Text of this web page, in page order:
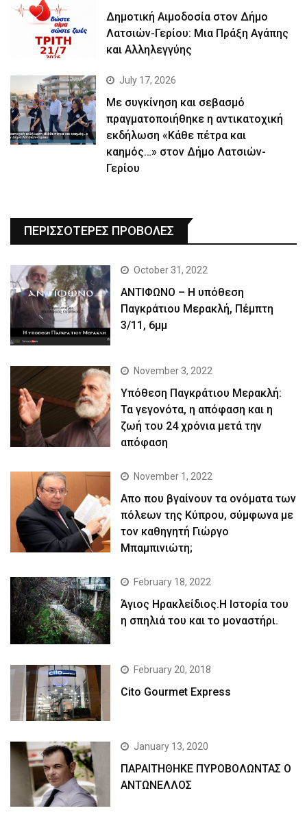
Δημοτική Αιμοδοσία στον Δήμο
Λατσιών-Γερίου: Μια Πράξη Αγάπης
και Αλληλεγγύης
July 17, 2026
Με συγκίνηση και σεβασμό
πραγματοποιήθηκε η αντικατοχική
εκδήλωση «Κάθε πέτρα και
καημός…» στον Δήμο Λατσιών-
Γερίου
ΠΕΡΙΣΣΟΤΕΡΕΣ ΠΡΟΒΟΛΕΣ
October 31, 2022
ΑΝΤΙΦΩΝΟ – Η υπόθεση
Παγκράτιου Μερακλή, Πέμπτη
3/11, 6μμ
November 3, 2022
Yπόθεση Παγκράτιου Μερακλή:
Τα γεγονότα, η απόφαση και η
ζωή του 24 χρόνια μετά την
απόφαση
November 1, 2022
Απο που βγαίνουν τα ονόματα των
πόλεων της Κύπρου, σύμφωνα με
τον καθηγητή Γιώργο
Μπαμπινιώτη;
February 18, 2022
Άγιος Ηρακλείδιος.Η Ιστορία του
η σπηλιά του και το μοναστήρι.
February 20, 2018
Cito Gourmet Express
January 13, 2020
ΠΑΡΑΙΤΗΘΗΚΕ ΠΥΡΟΒΟΛΩΝΤΑΣ Ο
ΑΝΤΩΝΕΛΛΟΣ